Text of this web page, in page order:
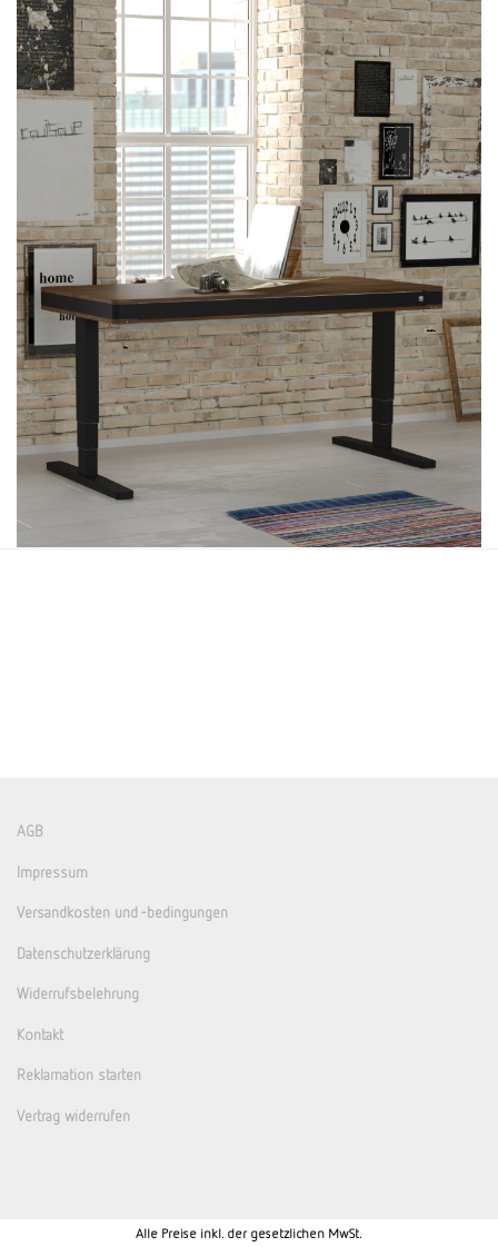
AGB
Impressum
Versandkosten und -bedingungen
Datenschutzerklärung
Widerrufsbelehrung
Kontakt
Reklamation starten
Vertrag widerrufen
Alle Preise inkl. der gesetzlichen MwSt.